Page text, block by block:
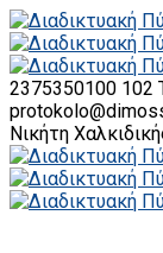
2375350100 102
Νικήτη